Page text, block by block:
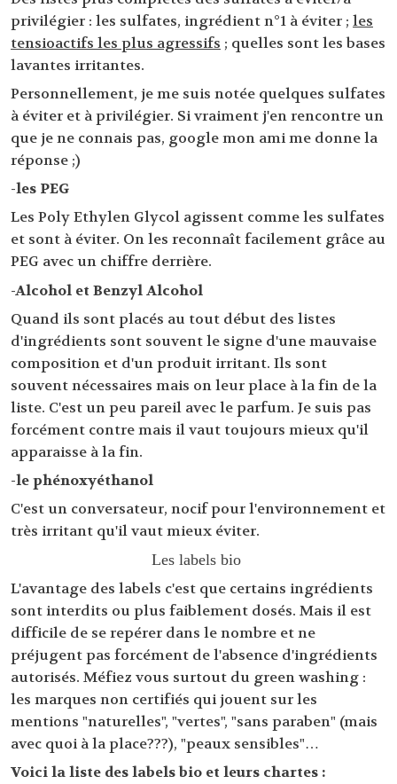
privilégier : les sulfates, ingrédient n°1 à éviter ; les
tensioactifs les plus agressifs ; quelles sont les bases
lavantes irritantes.
Personnellement, je me suis notée quelques sulfates
à éviter et à privilégier. Si vraiment j'en rencontre un
que je ne connais pas, google mon ami me donne la
réponse ;)
-les PEG
Les Poly Ethylen Glycol agissent comme les sulfates
et sont à éviter. On les reconnaît facilement grâce au
PEG avec un chiffre derrière.
-Alcohol et Benzyl Alcohol
Quand ils sont placés au tout début des listes
d'ingrédients sont souvent le signe d'une mauvaise
composition et d'un produit irritant. Ils sont
souvent nécessaires mais on leur place à la fin de la
liste. C'est un peu pareil avec le parfum. Je suis pas
forcément contre mais il vaut toujours mieux qu'il
apparaisse à la fin.
-le phénoxyéthanol
C'est un conversateur, nocif pour l'environnement et
très irritant qu'il vaut mieux éviter.
Les labels bio
L'avantage des labels c'est que certains ingrédients
sont interdits ou plus faiblement dosés. Mais il est
difficile de se repérer dans le nombre et ne
préjugent pas forcément de l'absence d'ingrédients
autorisés. Méfiez vous surtout du green washing :
les marques non certifiés qui jouent sur les
mentions "naturelles", "vertes", "sans paraben" (mais
avec quoi à la place???), "peaux sensibles"…
Voici la liste des labels bio et leurs chartes :